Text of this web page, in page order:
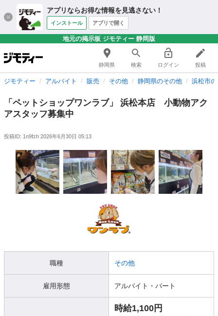
アプリならお得な情報を見逃さない！
インストール アプリで開く
地元の掲示板 ジモティー 静岡版
静岡県 検索 ログイン 投稿
ジモティー アルバイト 販売 その他 静岡県のその他 浜松市
「ペットショップワンラブ」 浜松本店 小動物アク
アスタッフ募集中
投稿ID: 1n9fzh 2026年6月30日 05:13
職種 その他
雇用形態 アルバイト・パート
時給1,100円